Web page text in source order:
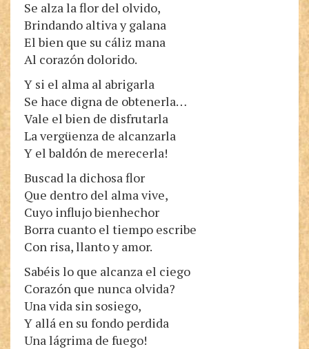
Se alza la flor del olvido,
Brindando altiva y galana
El bien que su cáliz mana
Al corazón dolorido.
Y si el alma al abrigarla
Se hace digna de obtenerla…
Vale el bien de disfrutarla
La vergüenza de alcanzarla
Y el baldón de merecerla!
Buscad la dichosa flor
Que dentro del alma vive,
Cuyo influjo bienhechor
Borra cuanto el tiempo escribe
Con risa, llanto y amor.
Sabéis lo que alcanza el ciego
Corazón que nunca olvida?
Una vida sin sosiego,
Y allá en su fondo perdida
Una lágrima de fuego!